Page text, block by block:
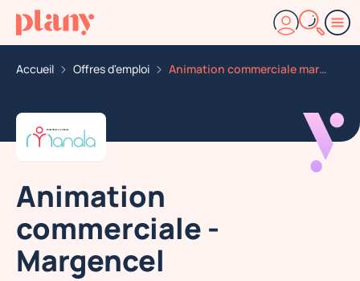
Accueil Offres d'emploi Animation commerciale margencel
Animation
commerciale -
Margencel